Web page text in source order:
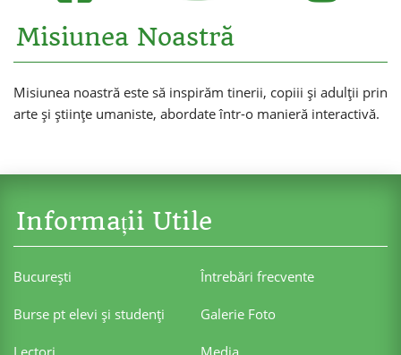
Misiunea Noastră
Misiunea noastră este să inspirăm tinerii, copiii și adulții prin
arte și științe umaniste, abordate într-o manieră interactivă.
Informații Utile
Bucureşti Întrebări frecvente
Burse pt elevi şi studenţi Galerie Foto
Lectori Media